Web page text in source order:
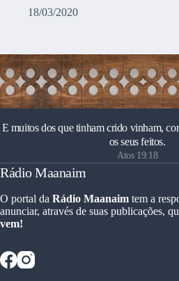
18/03/2020
E muitos dos que tinham crido vinham,
os seus feitos.
Atos 19:18
Rádio Maanaim
O portal da Rádio Maanaim tem a
anunciar, através de suas publicações,
vem!